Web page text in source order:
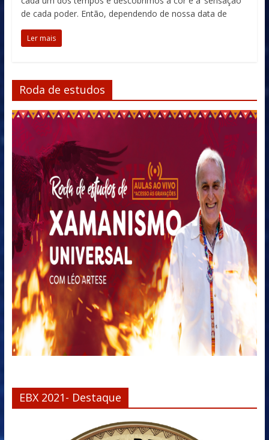
de cada poder. Então, dependendo de nossa data de
Ler mais
Roda de estudos
EBX 2021- Destaque